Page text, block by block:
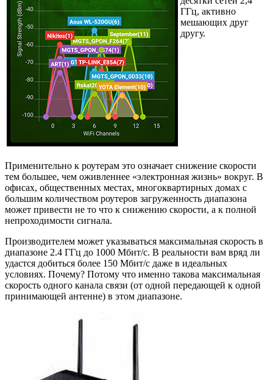
ГГц, активно
мешающих друг
другу.
Применительно к роутерам это означает снижение скорости
тем большее, чем оживленнее «электронная жизнь» вокруг. В
офисах, общественных местах, многоквартирных домах с
большим количеством роутеров загруженность диапазона
может привести не то что к снижению скорости, а к полной
непроходимости сигнала.
Производителем может указываться максимальная скорость в
диапазоне 2.4 ГГц до 1000 Мбит/с. В реальности вам вряд ли
удастся добиться более 150 Мбит/с даже в идеальных
условиях. Почему? Потому что именно такова максимальная
скорость одного канала связи (от одной передающей к одной
принимающей антенне) в этом диапазоне.